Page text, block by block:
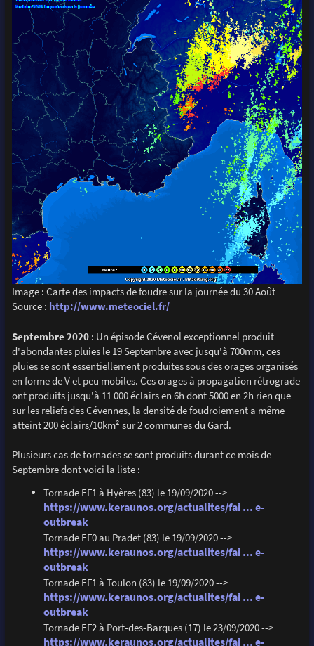
Image : Carte des impacts de foudre sur la journée du 30 Août
Source : http://www.meteociel.fr/
Septembre 2020: Un épisode Cévenol exceptionnel produit
d'abondantes pluies le 19 Septembre avec jusqu'à 700mm, ces
pluies se sont essentiellement produites sous des orages organisés
en forme de V et peu mobiles. Ces orages à propagation rétrograde
ont produits jusqu'à 11 000 éclairs en 6h dont 5000 en 2h rien que
sur les reliefs des Cévennes, la densité de foudroiement a même
atteint 200 éclairs/10km² sur 2 communes du Gard.
Plusieurs cas de tornades se sont produits durant ce mois de
Septembre dont voici la liste :
Tornade EF1 à Hyères (83) le 19/09/2020 -->
https://www.keraunos.org/actualites/fai ... e-
outbreak
Tornade EF0 au Pradet (83) le 19/09/2020 -->
https://www.keraunos.org/actualites/fai ... e-
outbreak
Tornade EF1 à Toulon (83) le 19/09/2020 -->
https://www.keraunos.org/actualites/fai ... e-
outbreak
Tornade EF2 à Port-des-Barques (17) le 23/09/2020 -->
https://www.keraunos.org/actualites/fai ... e-